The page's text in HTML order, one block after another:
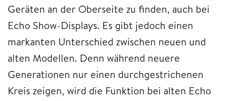
Geräten an der Oberseite zu finden, auch bei
Echo Show-Displays. Es gibt jedoch einen
markanten Unterschied zwischen neuen und
alten Modellen. Denn während neuere
Generationen nur einen durchgestrichenen
Kreis zeigen, wird die Funktion bei alten Echo